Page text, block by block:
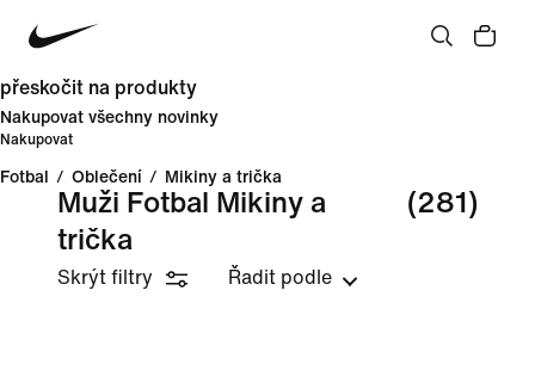
přeskočit na produkty
Nakupovat všechny novinky
Nakupovat
Fotbal / Oblečení / Mikiny a trička
Muži Fotbal Mikiny a
trička
(281)
Skrýt filtry Řadit podle